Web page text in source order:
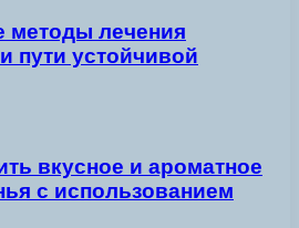
методы лечения
пути устойчивой
вкусное и ароматное
с использованием